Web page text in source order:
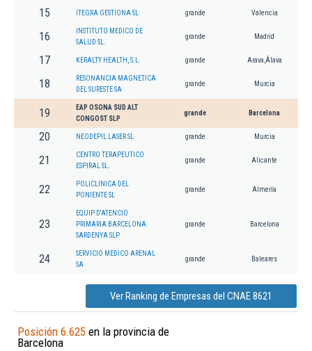
15 ITEGRA GESTIONA SL grande Valencia
16
INSTITUTO MEDICO DE
SALUD SL.
grande Madrid
17 KERALTY HEALTH, S.L. grande Arava,Álava
18
RESONANCIA MAGNETICA
DEL SURESTE SA
grande Murcia
19
EAP OSONA SUD ALT
CONGOST SLP
grande Barcelona
20 NEODEPIL LASER SL grande Murcia
21
CENTRO TERAPEUTICO
ESPIRAL SL.
grande Alicante
22
POLICLINICA DEL
PONIENTE SL
grande Almería
23
EQUIP D'ATENCIO
PRIMARIA BARCELONA
SARDENYA SLP
grande Barcelona
24
SERVICIO MEDICO ARENAL
SA
grande Baleares
Ver Ranking de Empresas del CNAE 8621
Posición 6.625 en la provincia de
Barcelona